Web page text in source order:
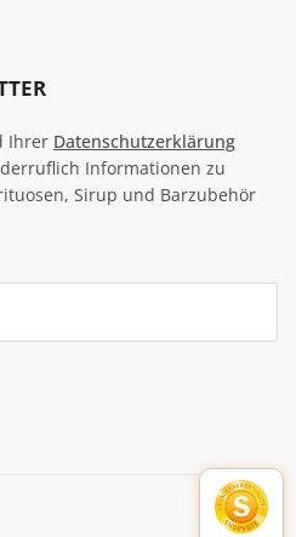
Ihrer Datenschutzerklärung
Informationen zu
Sirup und Barzubehör